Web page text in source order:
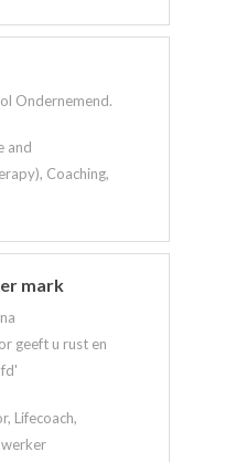
Ondernemend.
and
Coaching,
mark
geeft u rust en
Lifecoach,